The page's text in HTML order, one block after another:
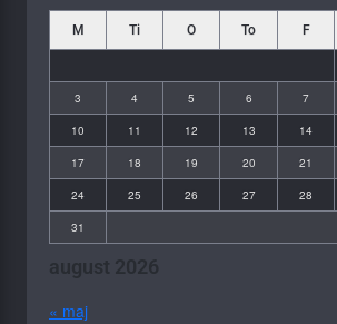
august 2026
M Ti O To F
3 4 5 6 7
10 11 12 13 14
17 18 19 20 21
24 25 26 27 28
31
« maj